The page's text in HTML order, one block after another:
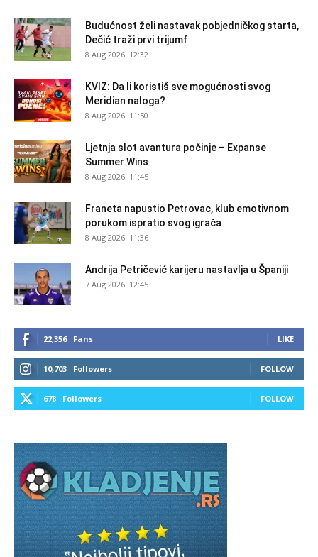
Budućnost želi nastavak pobjedničkog starta,
Dečić traži prvi trijumf
8 Aug 2026. 12:32
KVIZ: Da li koristiš sve mogućnosti svog
Meridian naloga?
8 Aug 2026. 11:50
Ljetnja slot avantura počinje – Expanse
Summer Wins
8 Aug 2026. 11:45
Franeta napustio Petrovac, klub emotivnom
porukom ispratio svog igrača
8 Aug 2026. 11:36
Andrija Petričević karijeru nastavlja u Španiji
7 Aug 2026. 12:45
22,356 Fans LIKE
10,703 Followers FOLLOW
678 Followers FOLLOW